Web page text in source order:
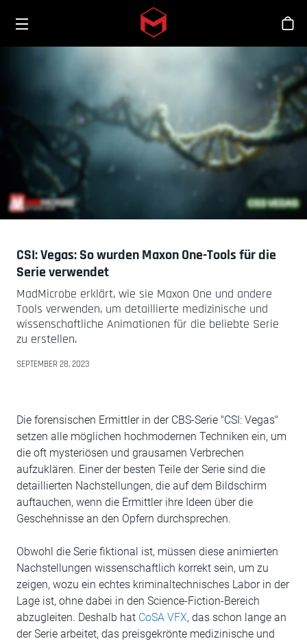
Skip to main content
CSI: Vegas: So wurden Maxon One-Tools für die
Serie verwendet
MadMicrobe erklärt, wie sie Maxon One und andere
Tools verwenden, um detaillierte medizinische und
wissenschaftliche Animationen für die beliebte Serie
zu erstellen.
SEPTEMBER 28, 2023
Die forensischen Ermittler in der CBS-Serie "CSI: Vegas"
setzen alle möglichen hochmodernen Techniken ein, um
die oft mysteriösen und grausamen Verbrechen
aufzuklären. Einer der besten Teile der Serie sind die
detaillierten Nachstellungen, die auf dem Bildschirm
auftauchen, wenn die Ermittler ihre Ideen über die
Geschehnisse an den Opfern durchsprechen.
Obwohl die Serie fiktional ist, müssen diese animierten
Nachstellungen wissenschaftlich korrekt sein, um zu
zeigen, wozu ein echtes kriminaltechnisches Labor in der
Lage ist, ohne dabei in den Science-Fiction-Bereich
abzugleiten. Deshalb hat CoSA VFX, das schon lange an
der Serie arbeitet, das preisgekrönte medizinische und